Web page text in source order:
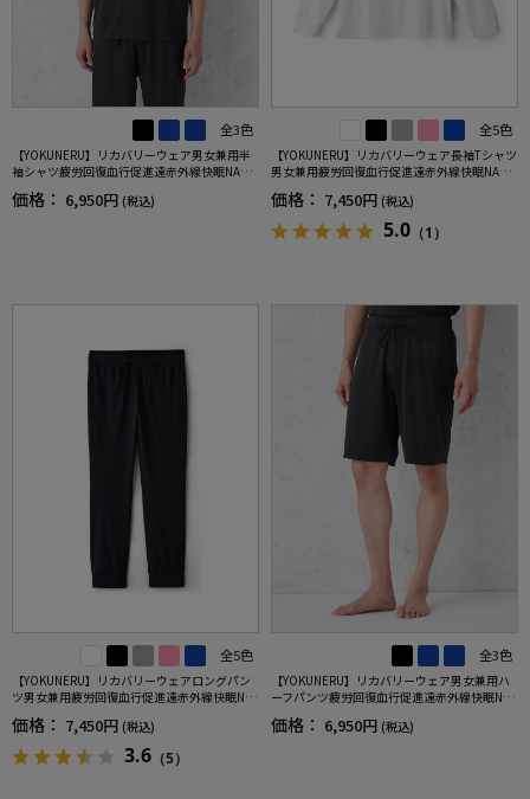
全3色
【YOKUNERU】リカバリーウェア男女兼用半
袖シャツ疲労回復血行促進遠赤外線快眠NANO
MIX(R)【一般医療機器】SS～LLサイズ
価格： 6,950円 (税込)
全5色
【YOKUNERU】リカバリーウェア長袖Tシャツ
男女兼用疲労回復血行促進遠赤外線快眠NANO
MIX(R)【一般医療機器】SS～LLサイズ
価格： 7,450円 (税込)
5.0 （1）
全5色
【YOKUNERU】リカバリーウェアロングパン
ツ男女兼用疲労回復血行促進遠赤外線快眠NA
NOMIX(R)【一般医療機器】SS～LLサイズ
価格： 7,450円 (税込)
3.6 （5）
全3色
【YOKUNERU】リカバリーウェア男女兼用ハ
ーフパンツ疲労回復血行促進遠赤外線快眠NA
NOMIX(R)【一般医療機器】SS～LLサイズ
価格： 6,950円 (税込)